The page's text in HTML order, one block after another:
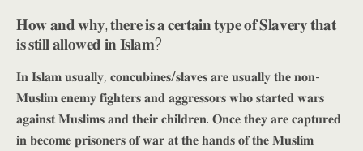
𝐇𝐨𝐰 𝐚𝐧𝐝 𝐰𝐡𝐲, 𝐭𝐡𝐞𝐫𝐞 𝐢𝐬 𝐚 𝐜𝐞𝐫𝐭𝐚𝐢𝐧 𝐭𝐲𝐩𝐞 𝐨𝐟 𝐒𝐥𝐚𝐯𝐞𝐫𝐲 𝐭𝐡𝐚𝐭
𝐢𝐬 𝐬𝐭𝐢𝐥𝐥 𝐚𝐥𝐥𝐨𝐰𝐞𝐝 𝐢𝐧 𝐈𝐬𝐥𝐚𝐦?
𝐈𝐧 𝐈𝐬𝐥𝐚𝐦 𝐮𝐬𝐮𝐚𝐥𝐥𝐲, 𝐜𝐨𝐧𝐜𝐮𝐛𝐢𝐧𝐞𝐬/𝐬𝐥𝐚𝐯𝐞𝐬 𝐚𝐫𝐞 𝐮𝐬𝐮𝐚𝐥𝐥𝐲 𝐭𝐡𝐞 𝐧𝐨𝐧-
𝐌𝐮𝐬𝐥𝐢𝐦 𝐞𝐧𝐞𝐦𝐲 𝐟𝐢𝐠𝐡𝐭𝐞𝐫𝐬 𝐚𝐧𝐝 𝐚𝐠𝐠𝐫𝐞𝐬𝐬𝐨𝐫𝐬 𝐰𝐡𝐨 𝐬𝐭𝐚𝐫𝐭𝐞𝐝 𝐰𝐚𝐫𝐬
𝐚𝐠𝐚𝐢𝐧𝐬𝐭 𝐌𝐮𝐬𝐥𝐢𝐦𝐬 𝐚𝐧𝐝 𝐭𝐡𝐞𝐢𝐫 𝐜𝐡𝐢𝐥𝐝𝐫𝐞𝐧. 𝐎𝐧𝐜𝐞 𝐭𝐡𝐞𝐲 𝐚𝐫𝐞 𝐜𝐚𝐩𝐭𝐮𝐫𝐞𝐝
𝐢𝐧 𝐛𝐞𝐜𝐨𝐦𝐞 𝐩𝐫𝐢𝐬𝐨𝐧𝐞𝐫𝐬 𝐨𝐟 𝐰𝐚𝐫 𝐚𝐭 𝐭𝐡𝐞 𝐡𝐚𝐧𝐝𝐬 𝐨𝐟 𝐭𝐡𝐞 𝐌𝐮𝐬𝐥𝐢𝐦